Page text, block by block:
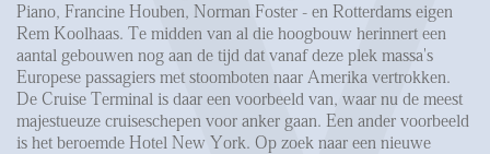
Piano, Francine Houben, Norman Foster - en Rotterdams eigen
Rem Koolhaas. Te midden van al die hoogbouw herinnert een
aantal gebouwen nog aan de tijd dat vanaf deze plek massa's
Europese passagiers met stoomboten naar Amerika vertrokken.
De Cruise Terminal is daar een voorbeeld van, waar nu de meest
majestueuze cruiseschepen voor anker gaan. Een ander voorbeeld
is het beroemde Hotel New York. Op zoek naar een nieuwe